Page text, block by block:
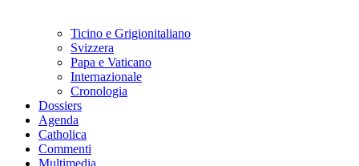
Ticino e Grigionitaliano
Svizzera
Papa e Vaticano
Internazionale
Cronologia
Dossiers
Agenda
Catholica
Commenti